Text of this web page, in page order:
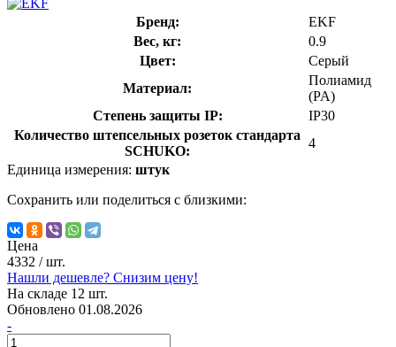
Бренд:
EKF
Вес, кг:
0.9
Цвет:
Серый
Материал:
Полиамид
(PA)
Степень защиты IP:
IP30
Количество штепсельных розеток стандарта
SCHUKO:
4
Единица измерения: штук
Сохранить или поделиться с близкими:
Цена
4332 / шт.
Нашли дешевле? Снизим цену!
На складе 12 шт.
Обновлено 01.08.2026
-